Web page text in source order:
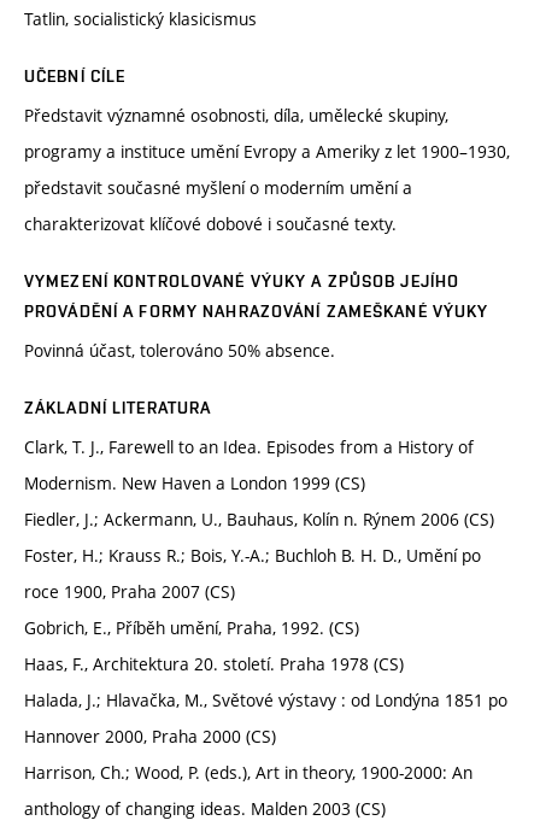
Tatlin, socialistický klasicismus
UČEBNÍ CÍLE
Představit významné osobnosti, díla, umělecké skupiny,
programy a instituce umění Evropy a Ameriky z let 1900–1930,
představit současné myšlení o moderním umění a
charakterizovat klíčové dobové i současné texty.
VYMEZENÍ KONTROLOVANÉ VÝUKY A ZPŮSOB JEJÍHO
PROVÁDĚNÍ A FORMY NAHRAZOVÁNÍ ZAMEŠKANÉ VÝUKY
Povinná účast, tolerováno 50% absence.
ZÁKLADNÍ LITERATURA
Clark, T. J., Farewell to an Idea. Episodes from a History of
Modernism. New Haven a London 1999 (CS)
Fiedler, J.; Ackermann, U., Bauhaus, Kolín n. Rýnem 2006 (CS)
Foster, H.; Krauss R.; Bois, Y.-A.; Buchloh B. H. D., Umění po
roce 1900, Praha 2007 (CS)
Gobrich, E., Příběh umění, Praha, 1992. (CS)
Haas, F., Architektura 20. století. Praha 1978 (CS)
Halada, J.; Hlavačka, M., Světové výstavy : od Londýna 1851 po
Hannover 2000, Praha 2000 (CS)
Harrison, Ch.; Wood, P. (eds.), Art in theory, 1900-2000: An
anthology of changing ideas. Malden 2003 (CS)